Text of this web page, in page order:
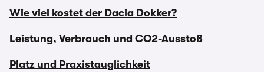
Wie viel kostet der Dacia Dokker?
Leistung, Verbrauch und CO2-Ausstoß
Platz und Praxistauglichkeit